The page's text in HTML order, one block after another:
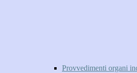
Provvedimenti organi